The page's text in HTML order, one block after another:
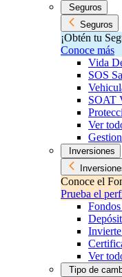
Seguros
Seguros
¡Obtén tu
Conoce más
Vida
SOS
SOAT
Ver
Inversiones
Conoce el
Prueba el
Ver
Tipo de